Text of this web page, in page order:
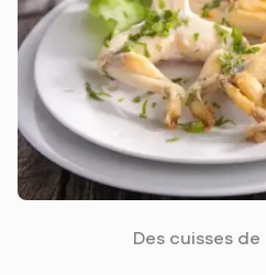
Des cuisses